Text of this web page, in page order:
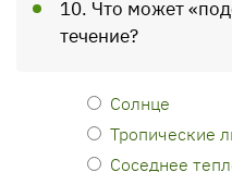
10. Что может
течение?
Солнце
Тропические
Соседнее